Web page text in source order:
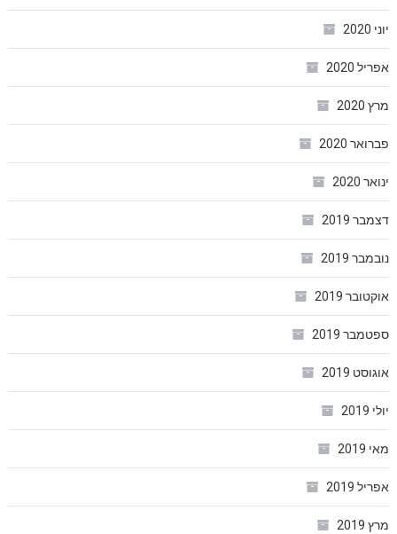
יוני 2020
אפריל 2020
מרץ 2020
פברואר 2020
ינואר 2020
דצמבר 2019
נובמבר 2019
אוקטובר 2019
ספטמבר 2019
אוגוסט 2019
יולי 2019
מאי 2019
אפריל 2019
מרץ 2019